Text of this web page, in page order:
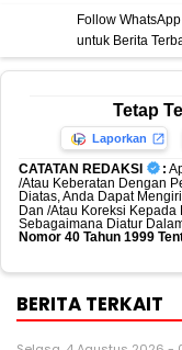
Follow
untuk Berita
Tetap
Laporkan
CATATAN REDAKSI :
/Atau Keberatan Dengan
Diatas, Anda Dapat
Dan /Atau Koreksi Kepada
Sebagaimana Diatur
Nomor 40 Tahun 1999
BERITA TERKAIT